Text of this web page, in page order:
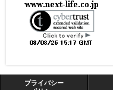
プライバシー